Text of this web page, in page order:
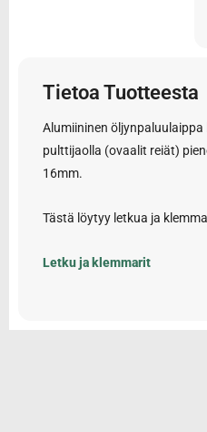
Tietoa Tuotteesta
Alumiininen
pulttijaolla (ovaalit reiät)
16mm.
Tästä löytyy letkua ja
Letku ja klemmarit